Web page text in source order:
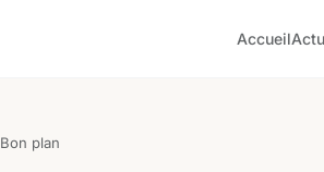
AccueilActu
Bon plan